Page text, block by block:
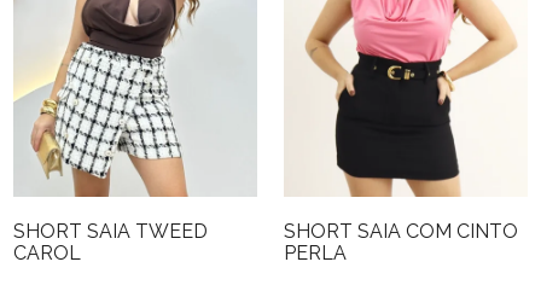
SHORT SAIA TWEED
CAROL
SHORT SAIA COM CINTO
PERLA